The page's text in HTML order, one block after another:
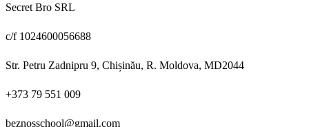
Secret Bro SRL
c/f 1024600056688
Str. Petru Zadnipru 9, Chișinău, R. Moldova, MD2044
+373 79 551 009
beznosschool@gmail.com